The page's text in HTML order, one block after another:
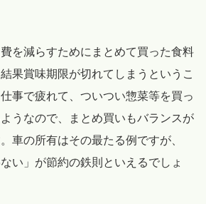
を減らすためにまとめて買った食料
果賞味期限が切れてしまうというこ
事で疲れて、ついつい惣菜等を買っ
うなので、まとめ買いもバランスが
車の所有はその最たる例ですが、
い」が節約の鉄則といえるでしょ